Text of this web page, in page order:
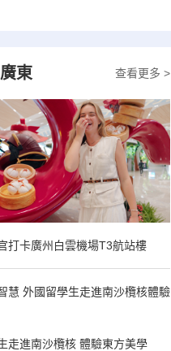
查看更多 >
東
打卡廣州白雲機場T3航站樓
慧 外國留學生走進南沙欖核體驗
走進南沙欖核 體驗東方美學